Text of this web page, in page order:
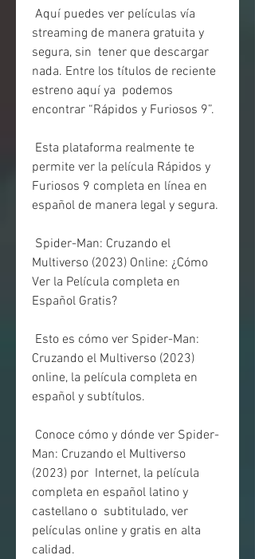
streaming de manera gratuita y
segura, sin  tener que descargar
nada. Entre los títulos de reciente
estreno aquí ya  podemos
encontrar “Rápidos y Furiosos 9”.
permite ver la película Rápidos y
Furiosos 9 completa en línea en
español de manera legal y segura.
Multiverso (2023) Online: ¿Cómo
Ver la Película completa en
Español Gratis?
Cruzando el Multiverso (2023)
online, la película completa en
español y subtítulos.
Man: Cruzando el Multiverso
(2023) por  Internet, la película
completa en español latino y
castellano o  subtitulado, ver
películas online y gratis en alta
calidad.